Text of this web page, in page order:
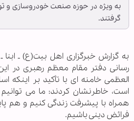
به ویژه در حوزه صنعت خودروسازی و
گرفتند.
به گزارش خبرگزاری اهل بیت(ع) ـ ابنا
رسانی دفتر مقام معظم رهبری در
العظمی خامنه ای با تأکید بر اینکه
است، خاطرنشان کردند: ما می
همراه با پیشرفت زندگی کنیم و هم
فرائض دینی باشیم.